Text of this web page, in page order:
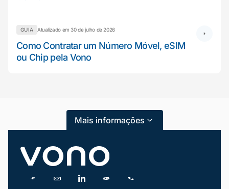
GUIA Atualizado em 30 de julho de 2026
Como Contratar um Número Móvel, eSIM
ou Chip pela Vono
Mais informações
Mariana da Vono
online agora